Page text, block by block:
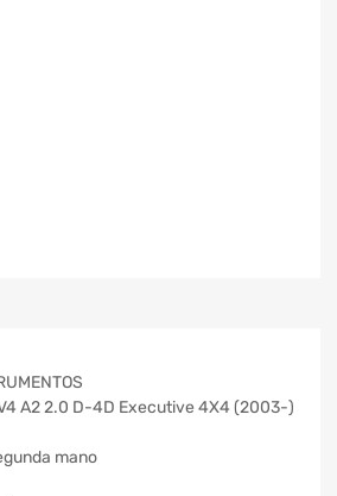
A2 2.0 D-4D Executive 4X4 (2003-)
mano